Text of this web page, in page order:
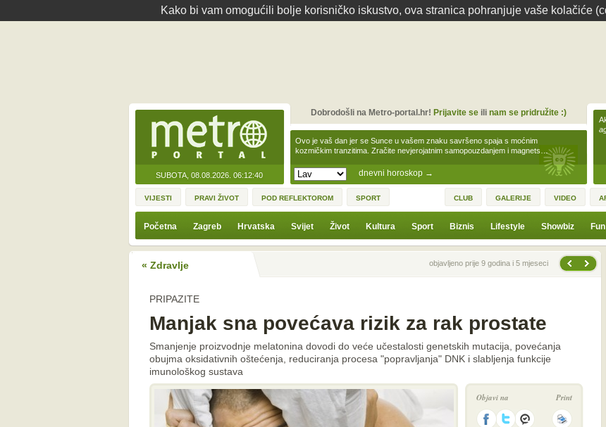
Kako bi vam omogućili bolje korisničko iskustvo, ova stranica pohranjuje vaše kolačiće
SUBOTA, 08.08.2026. 06:12:40 dnevni horoskop →
Ovo je vaš dan jer se Sunce u vašem znaku savršeno spaja s moćnim
kozmičkim tranzitima. Zračite nevjerojatnim samopouzdanjem i magnets…
Dobrodošli na Metro-portal.hr! Prijavite seili nam se pridružite :)
VIJESTI PRAVI ŽIVOT POD REFLEKTOROM SPORT CLUB GALERIJE VIDEO
Početna Zagreb Hrvatska Svijet Život Kultura Sport Biznis Lifestyle Showbiz Fun
« Zdravlje Prethodna vijestobjavljeno prije 9 godina i 5 mjeseci
PRIPAZITE
Manjak sna povećava rizik za rak prostate
Smanjenje proizvodnje melatonina dovodi do veće učestalosti genetskih mutacija, povećanja
obujma oksidativnih oštećenja, reduciranja procesa "popravljanja" DNK i slabljenja funkcije
imunološkog sustava
Objavi na Print